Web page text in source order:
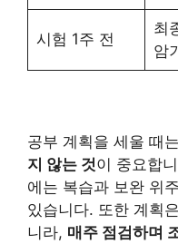
시험 1주 전
최
암
공부 계획을 세울 때는
지 않는 것이 중요합
에는 복습과 보완 위
있습니다. 또한 계획
니라, 매주 점검하며